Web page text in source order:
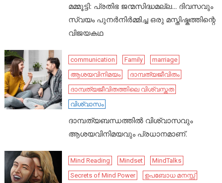
മമ്മൂട്ടി: പ്രതിഭ ജന്മസിദ്ധമല്ല… ദിവസവും
സ്വയം പുനർനിർമ്മിച്ച ഒരു മസ്തിഷ്കത്തിന്റെ
വിജയകഥ
communication Family
marriage
ആശയവിനിമയം
ദാമ്പത്യജീവിതം
ദാമ്പത്യജീവിതത്തിലെ വിശ്വസ്തത
വിശ്വാസം
ദാമ്പത്യബന്ധത്തിൽ വിശ്വാസവും
ആശയവിനിമയവും പ്രധാനമാണ്.
Mind Reading Mindset
MindTalks
Secrets of Mind Power
ഉപബോധ മനസ്സ്